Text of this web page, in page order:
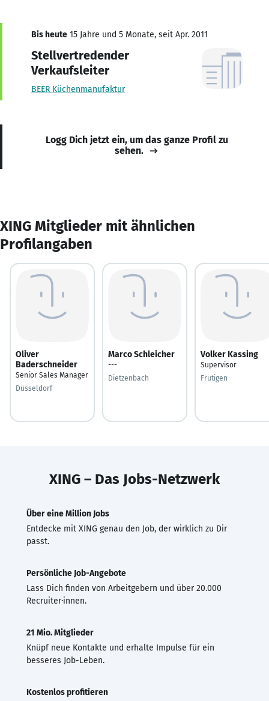
Bis heute 15 Jahre und 5 Monate, seit Apr. 2011
Stellvertredender
Verkaufsleiter
BEER Küchenmanufaktur
Logg Dich jetzt ein, um das ganze Profil zu
sehen.
XING Mitglieder mit ähnlichen
Profilangaben
Oliver
Baderschneider
Senior Sales Manager
Düsseldorf
Marco Schleicher
---
Dietzenbach
Volker Kassing
Supervisor
Frutigen
XING – Das Jobs-Netzwerk
Über eine Million Jobs
Entdecke mit XING genau den Job, der wirklich zu Dir
passt.
Persönliche Job-Angebote
Lass Dich finden von Arbeitgebern und über 20.000
Recruiter·innen.
21 Mio. Mitglieder
Knüpf neue Kontakte und erhalte Impulse für ein
besseres Job-Leben.
Kostenlos profitieren